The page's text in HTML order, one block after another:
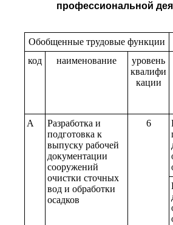
профессиональной
Обобщенные трудовые функции
код
наименование
уровень
квалифи
кации
A
Разработка и
подготовка к
выпуску рабочей
документации
сооружений
очистки сточных
вод и обработки
осадков
6